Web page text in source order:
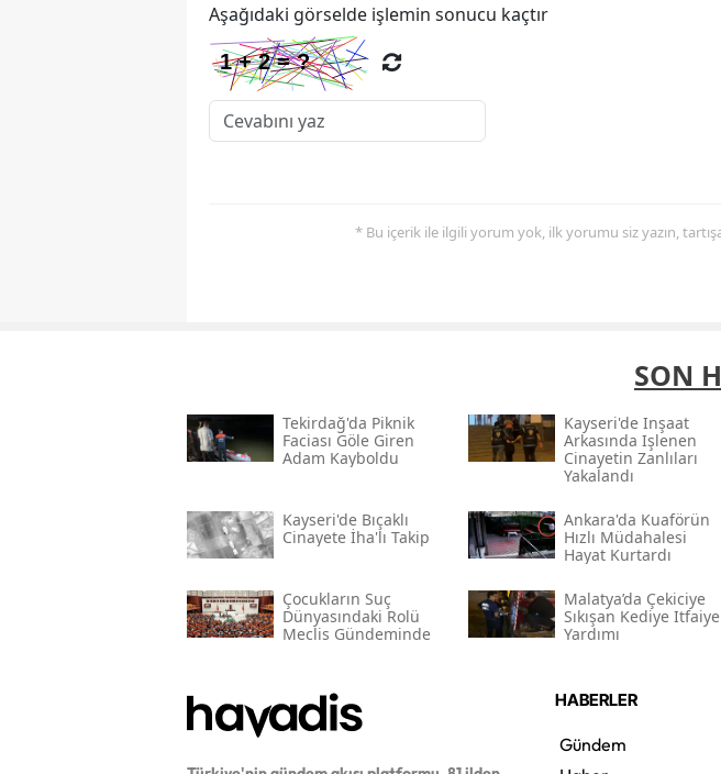
Aşağıdaki görselde işlemin sonucu kaçtır
* Bu içerik ile ilgili yorum yok, ilk yorumu siz yazın,
SON
Tekirdağ'da Piknik
Faciası Göle Giren
Adam Kayboldu
Kayseri'de Inşaat
Arkasında Işlenen
Cinayetin Zanlıları
Yakalandı
Kayseri'de Bıçaklı
Cinayete İha'lı Takip
Ankara'da Kuaförün
Hızlı Müdahalesi
Hayat Kurtardı
Çocukların Suç
Dünyasındaki Rolü
Meclis Gündeminde
Malatya’da Çekiciye
Sıkışan Kediye Itfaiye
Yardımı
HABERLER
Gündem